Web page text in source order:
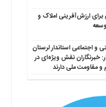
برای ارزش‌آفرینی املاک و
و اجتماعی استاندار لرستان
خبرنگاران نقش ویژه‌ای در
و مقاومت ملی دارند